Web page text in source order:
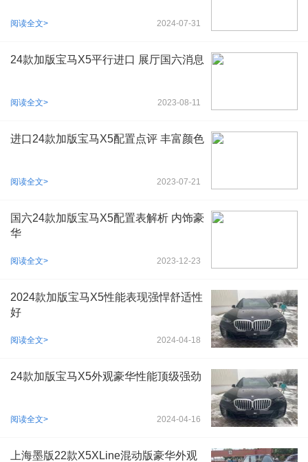
2024-07-31
阅读全文>
24款加版宝马X5平行进口 展厅国六消息
2023-08-11
阅读全文>
进口24款加版宝马X5配置点评 丰富颜色
2023-07-21
阅读全文>
国六24款加版宝马X5配置表解析 内饰豪
华
2023-12-23
阅读全文>
2024款加版宝马X5性能表现强悍舒适性
好
2024-04-18
阅读全文>
24款加版宝马X5外观豪华性能顶级强劲
2024-04-16
阅读全文>
上海墨版22款X5XLine混动版豪华外观